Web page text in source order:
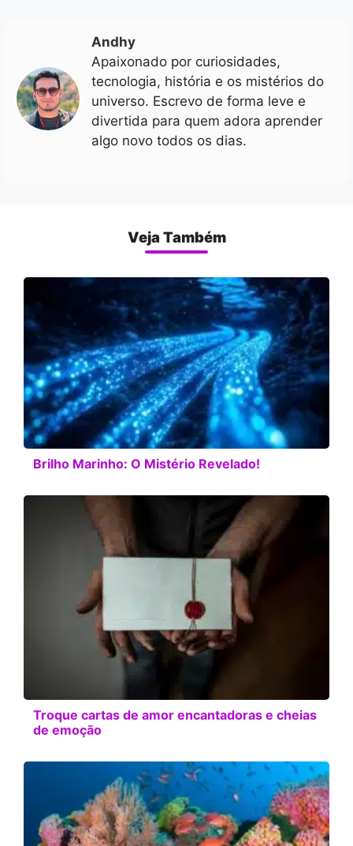
Andhy
Apaixonado por curiosidades,
tecnologia, história e os mistérios do
universo. Escrevo de forma leve e
divertida para quem adora aprender
algo novo todos os dias.
Veja Também
Brilho Marinho: O Mistério Revelado!
Troque cartas de amor encantadoras e cheias
de emoção